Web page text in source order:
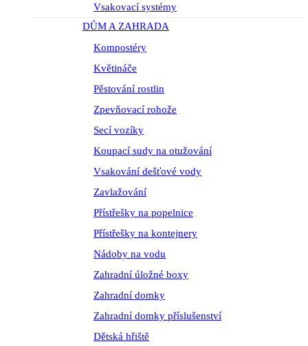
Vsakovací systémy
DŮM A ZAHRADA
Kompostéry
Květináče
Pěstování rostlin
Zpevňovací rohože
Secí vozíky
Koupací sudy na otužování
Vsakování dešťové vody
Zavlažování
Přístřešky na popelnice
Přístřešky na kontejnery
Nádoby na vodu
Zahradní úložné boxy
Zahradní domky
Zahradní domky příslušenství
Dětská hřiště